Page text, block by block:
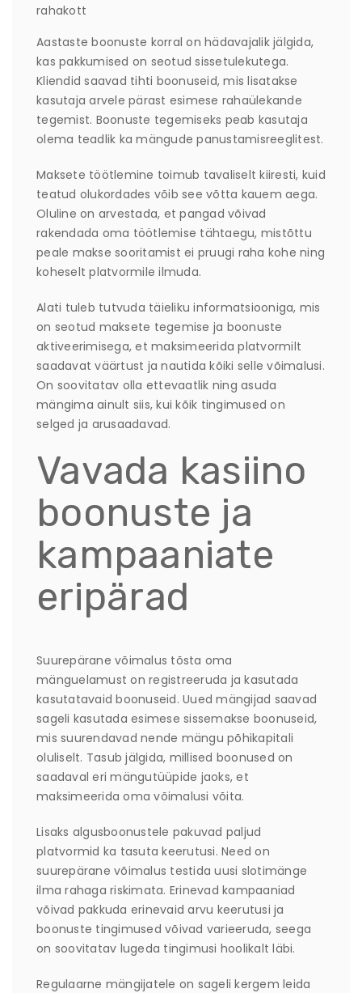
rahakott
Aastaste boonuste korral on hädavajalik jälgida,
kas pakkumised on seotud sissetulekutega.
Kliendid saavad tihti boonuseid, mis lisatakse
kasutaja arvele pärast esimese rahaülekande
tegemist. Boonuste tegemiseks peab kasutaja
olema teadlik ka mängude panustamisreeglitest.
Maksete töötlemine toimub tavaliselt kiiresti, kuid
teatud olukordades võib see võtta kauem aega.
Oluline on arvestada, et pangad võivad
rakendada oma töötlemise tähtaegu, mistõttu
peale makse sooritamist ei pruugi raha kohe ning
koheselt platvormile ilmuda.
Alati tuleb tutvuda täieliku informatsiooniga, mis
on seotud maksete tegemise ja boonuste
aktiveerimisega, et maksimeerida platvormilt
saadavat väärtust ja nautida kõiki selle võimalusi.
On soovitatav olla ettevaatlik ning asuda
mängima ainult siis, kui kõik tingimused on
selged ja arusaadavad.
Vavada kasiino
boonuste ja
kampaaniate
eripärad
Suurepärane võimalus tõsta oma
mänguelamust on registreeruda ja kasutada
kasutatavaid boonuseid. Uued mängijad saavad
sageli kasutada esimese sissemakse boonuseid,
mis suurendavad nende mängu põhikapitali
oluliselt. Tasub jälgida, millised boonused on
saadaval eri mängutüüpide jaoks, et
maksimeerida oma võimalusi võita.
Lisaks algusboonustele pakuvad paljud
platvormid ka tasuta keerutusi. Need on
suurepärane võimalus testida uusi slotimänge
ilma rahaga riskimata. Erinevad kampaaniad
võivad pakkuda erinevaid arvu keerutusi ja
boonuste tingimused võivad varieeruda, seega
on soovitatav lugeda tingimusi hoolikalt läbi.
Regulaarne mängijatele on sageli kergem leida